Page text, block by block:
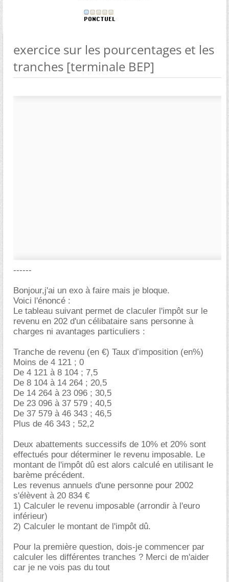
exercice sur les pourcentages et les
tranches [terminale BEP]
------
Bonjour,j'ai un exo à faire mais je bloque.
Voici l'énoncé :
Le tableau suivant permet de claculer l'impôt sur le
revenu en 202 d'un célibataire sans personne à
charges ni avantages particuliers :
Tranche de revenu (en €) Taux d’imposition (en%)
Moins de 4 121 ; 0
De 4 121 à 8 104 ; 7,5
De 8 104 à 14 264 ; 20,5
De 14 264 à 23 096 ; 30,5
De 23 096 à 37 579 ; 40,5
De 37 579 à 46 343 ; 46,5
Plus de 46 343 ; 52,2
Deux abattements successifs de 10% et 20% sont
effectués pour déterminer le revenu imposable. Le
montant de l'impôt dû est alors calculé en utilisant le
barème précédent.
Les revenus annuels d'une personne pour 2002
s'élèvent à 20 834
1) Calculer le revenu imposable (arrondir à l'euro
inférieur)
2) Calculer le montant de l'impôt dû.
Pour la première question, dois-je commencer par
calculer les différentes tranches ? Merci de m'aider
car je ne vois pas du tout